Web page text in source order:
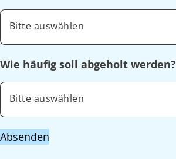
Bitte auswählen
Wie häufig soll abgeholt werden?
Bitte auswählen
Absenden